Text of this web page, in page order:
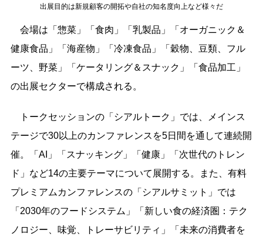
出展目的は新規顧客の開拓や自社の知名度向上など様々だ
会場は「惣菜」「食肉」「乳製品」「オーガニック＆
健康食品」「海産物」「冷凍食品」「穀物、豆類、フル
ーツ、野菜」「ケータリング＆スナック」「食品加工」
の出展セクターで構成される。
トークセッションの「シアルトーク」では、メインス
テージで30以上のカンファレンスを5日間を通して連続開
催。「AI」「スナッキング」「健康」「次世代のトレン
ド」など14の主要テーマについて展開する。また、有料
プレミアムカンファレンスの「シアルサミット」では
「2030年のフードシステム」「新しい食の経済圏：テク
ノロジー、味覚、トレーサビリティ」「未来の消費者を